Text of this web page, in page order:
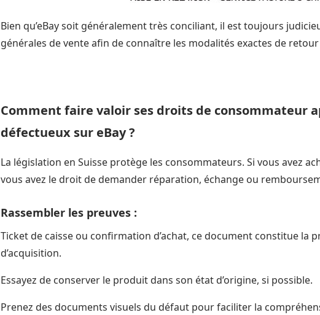
Bien qu’eBay soit généralement très conciliant, il est toujours
générales de vente afin de connaître les modalités exactes de retour
Comment faire valoir ses droits de consommateur
défectueux sur eBay ?
La législation en Suisse protège les consommateurs. Si vous avez
vous avez le droit de demander réparation, échange ou
Rassembler les preuves :
Ticket de caisse ou confirmation d’achat, ce document constitue la
d’acquisition.
Essayez de conserver le produit dans son état d’origine, si possible.
Prenez des documents visuels du défaut pour faciliter la